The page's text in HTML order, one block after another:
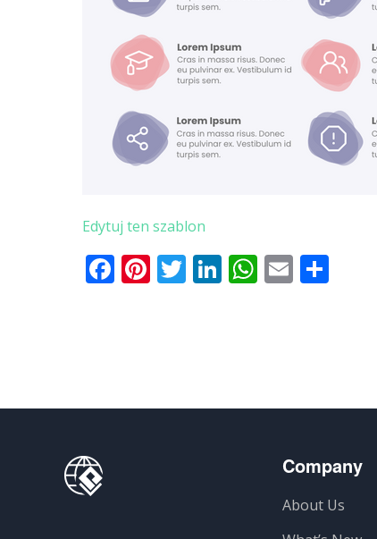
Edytuj ten szablon
Facebook
Pinterest
Twitter
LinkedIn
WhatsApp
Email
Company
About Us